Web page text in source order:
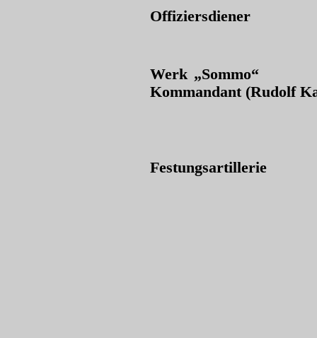
Offiziersdiener
Werk „Sommo“
Kommandant (Rudolf
Festungsartillerie